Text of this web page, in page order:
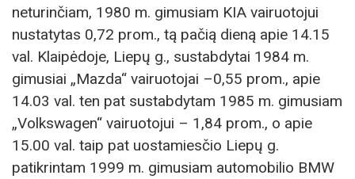
neturinčiam, 1980 m. gimusiam KIA vairuotojui
nustatytas 0,72 prom., tą pačią dieną apie 14.15
val. Klaipėdoje, Liepų g., sustabdytai 1984 m.
gimusiai „Mazda“ vairuotojai –0,55 prom., apie
14.03 val. ten pat sustabdytam 1985 m. gimusiam
„Volkswagen“ vairuotojui – 1,84 prom., o apie
15.00 val. taip pat uostamiesčio Liepų g.
patikrintam 1999 m. gimusiam automobilio BMW